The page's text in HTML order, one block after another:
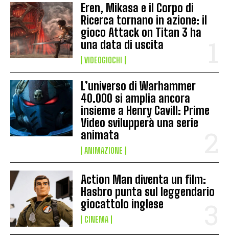
Eren, Mikasa e il Corpo di
Ricerca tornano in azione: il
gioco Attack on Titan 3 ha
una data di uscita
VIDEOGIOCHI
L’universo di Warhammer
40.000 si amplia ancora
insieme a Henry Cavill: Prime
Video svilupperà una serie
animata
ANIMAZIONE
Action Man diventa un film:
Hasbro punta sul leggendario
giocattolo inglese
CINEMA